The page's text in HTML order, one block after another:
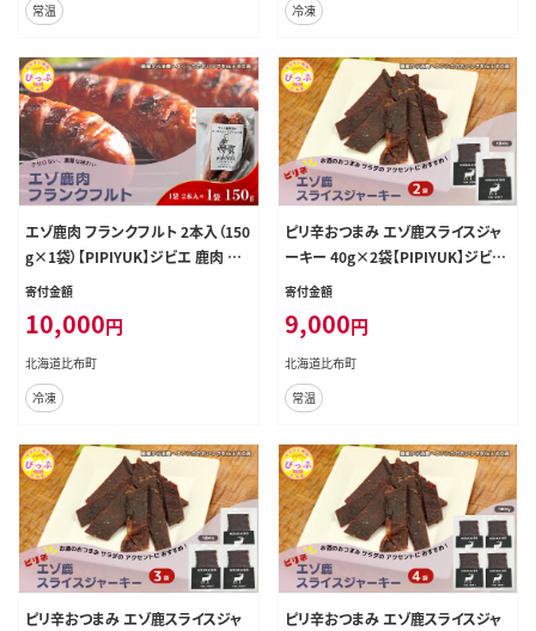
常温
冷凍
エゾ鹿肉 フランクフルト 2本入（150
g×1袋）【PIPIYUK】ジビエ 鹿肉 鹿
蝦夷鹿 シカ おやつ おつまみ スパイ
023-003
寄付金額
10,000円
北海道比布町
冷凍
ピリ辛おつまみ エゾ鹿スライスジャ
ーキー 40g×2袋【PIPIYUK】ジビエ
鹿肉 鹿 蝦夷鹿 シカ おやつ おつまみ
っぷ 1023-006
寄付金額
9,000円
北海道比布町
常温
ピリ辛おつまみ エゾ鹿スライスジャ
ピリ辛おつまみ エゾ鹿スライスジャ